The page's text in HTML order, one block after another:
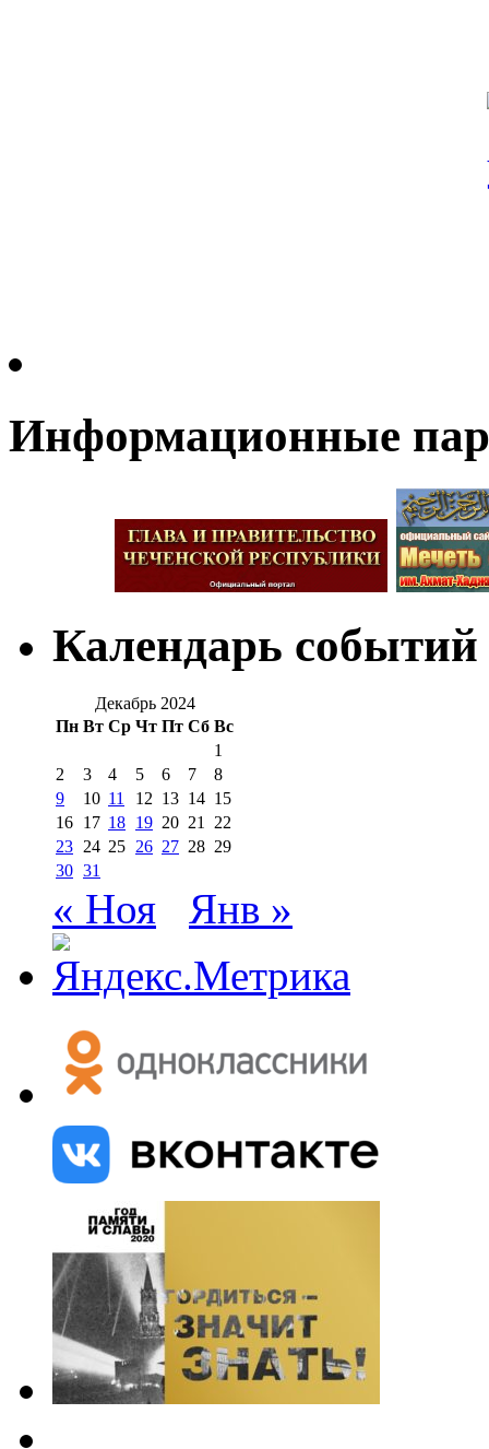
Информационные
Календарь событий
Декабрь 2024
Пн Вт Ср Чт Пт Сб Вс
1
2
3 4 5 6 7
8
9
10 11 12 13 14 15
16 17 18 19 20 21
22
23 24 25 26 27 28 29
30 31
« Ноя Янв »